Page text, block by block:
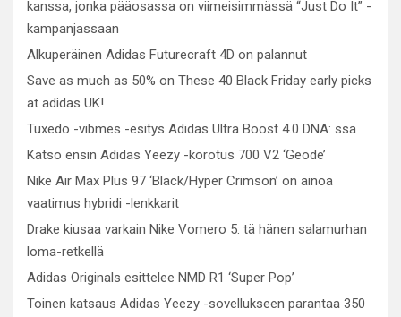
kanssa, jonka pääosassa on viimeisimmässä “Just Do It” -
kampanjassaan
Alkuperäinen Adidas Futurecraft 4D on palannut
Save as much as 50% on These 40 Black Friday early picks
at adidas UK!
Tuxedo -vibmes -esitys Adidas Ultra Boost 4.0 DNA: ssa
Katso ensin Adidas Yeezy -korotus 700 V2 ‘Geode’
Nike Air Max Plus 97 ‘Black/Hyper Crimson’ on ainoa
vaatimus hybridi -lenkkarit
Drake kiusaa varkain Nike Vomero 5: tä hänen salamurhan
loma-retkellä
Adidas Originals esittelee NMD R1 ‘Super Pop’
Toinen katsaus Adidas Yeezy -sovellukseen parantaa 350